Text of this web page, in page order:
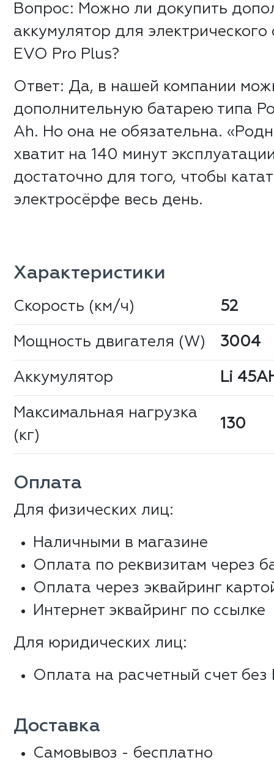
Вопрос: Можно ли докупить
аккумулятор для
EVO Pro Plus?
Ответ: Да, в нашей компании
дополнительную батарею типа
Ah. Но она не обязательна.
хватит на 140 минут
достаточно для того, чтобы
электросёрфе весь день.
Характеристики
Скорость (км/ч) 52
Мощность двигателя (W) 3004
Аккумулятор Li
Максимальная нагрузка
(кг)
130
Оплата
Для физических лиц:
Наличными в магазине
Оплата по реквизитам через
Оплата через эквайринг
Интернет эквайринг по ссылке
Для юридических лиц:
Оплата на расчетный счет
Доставка
Самовывоз - бесплатно